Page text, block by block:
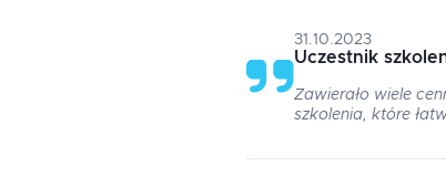
31.10.2023
Uczestnik
Zawierało wiele
szkolenia, które